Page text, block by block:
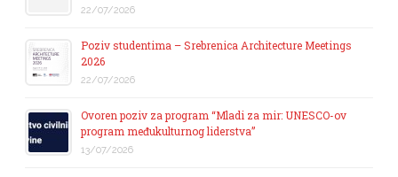
22/07/2026
Poziv studentima – Srebrenica Architecture Meetings
2026
22/07/2026
Ovoren poziv za program “Mladi za mir: UNESCO-ov
program međukulturnog liderstva”
13/07/2026